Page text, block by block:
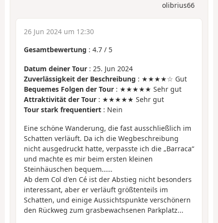
olibrius66
26 Jun 2024 um 12:30
Gesamtbewertung : 4.7 / 5
Datum deiner Tour : 25. Jun 2024
Zuverlässigkeit der Beschreibung : ★★★★☆ Gut
Bequemes Folgen der Tour : ★★★★★ Sehr gut
Attraktivität der Tour : ★★★★★ Sehr gut
Tour stark frequentiert : Nein
Eine schöne Wanderung, die fast ausschließlich im
Schatten verläuft. Da ich die Wegbeschreibung
nicht ausgedruckt hatte, verpasste ich die „Barraca“
und machte es mir beim ersten kleinen
Steinhäuschen bequem……
Ab dem Col d'en Cé ist der Abstieg nicht besonders
interessant, aber er verläuft größtenteils im
Schatten, und einige Aussichtspunkte verschönern
den Rückweg zum grasbewachsenen Parkplatz...